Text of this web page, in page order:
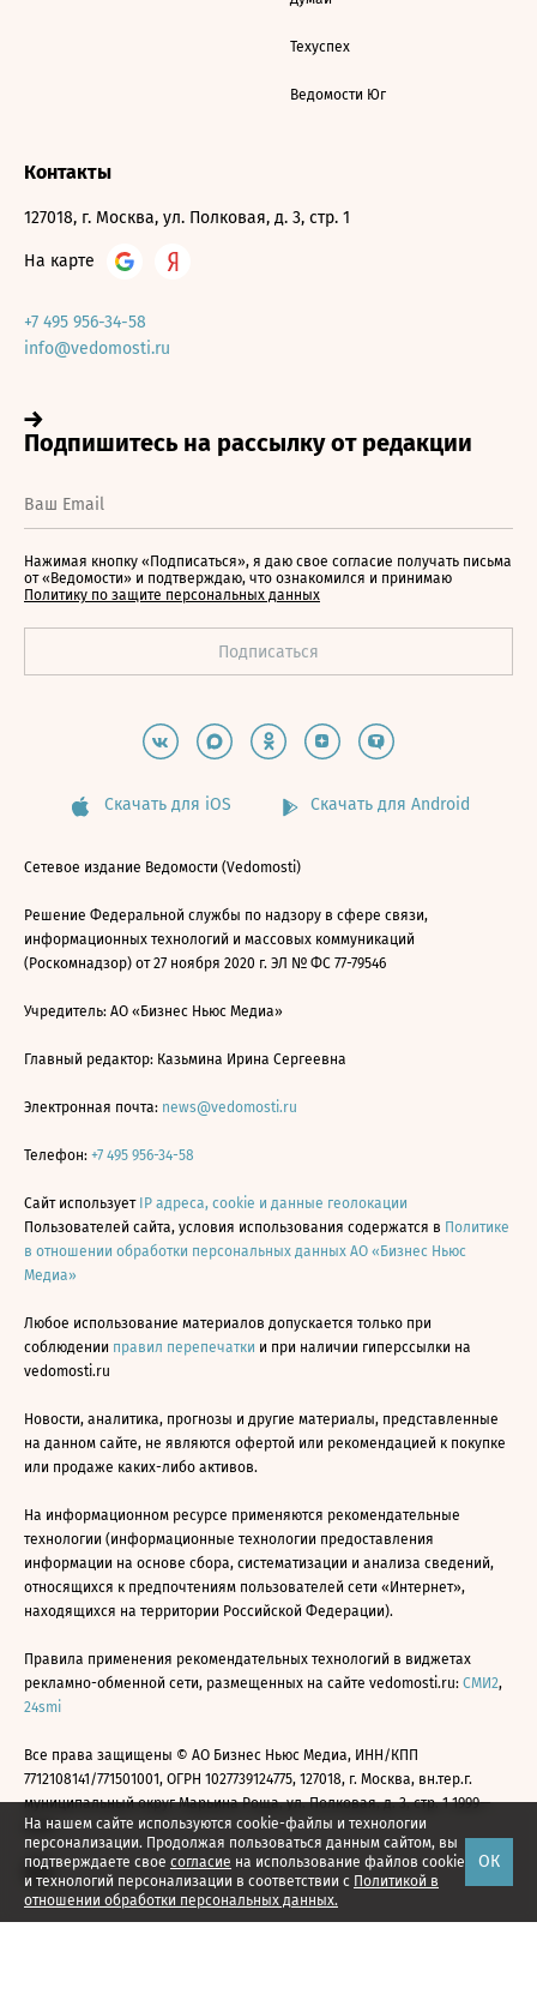
На нашем сайте используются cookie-файлы и технологии
персонализации. Продолжая пользоваться данным сайтом, вы
подтверждаете свое согласие на использование файлов cookie
и технологий персонализации в соответствии с Политикой в
отношении обработки персональных данных.
ОК
Техуспех
Ведомости Юг
Контакты
127018, г. Москва, ул. Полковая, д. 3, стр. 1
На карте
+7 495 956-34-58
info@vedomosti.ru
Нажимая кнопку «Подписаться», я даю свое согласие получать письма
от «Ведомости» и подтверждаю, что ознакомился и принимаю
Политику по защите персональных данных
Скачать для iOS Скачать для Android
Сетевое издание Ведомости (Vedomosti)
Решение Федеральной службы по надзору в сфере связи,
информационных технологий и массовых коммуникаций
(Роскомнадзор) от 27 ноября 2020 г. ЭЛ № ФС 77-79546
Учредитель: АО «Бизнес Ньюс Медиа»
Главный редактор: Казьмина Ирина Сергеевна
Электронная почта: news@vedomosti.ru
Телефон: +7 495 956-34-58
Сайт использует IP адреса, cookie и данные геолокации
Пользователей сайта, условия использования содержатся в Политике
в отношении обработки персональных данных АО «Бизнес Ньюс
Медиа»
Любое использование материалов допускается только при
соблюдении правил перепечатки и при наличии гиперссылки на
vedomosti.ru
Новости, аналитика, прогнозы и другие материалы, представленные
на данном сайте, не являются офертой или рекомендацией к покупке
или продаже каких-либо активов.
На информационном ресурсе применяются рекомендательные
технологии (информационные технологии предоставления
информации на основе сбора, систематизации и анализа сведений,
относящихся к предпочтениям пользователей сети «Интернет»,
находящихся на территории Российской Федерации).
Правила применения рекомендательных технологий в виджетах
рекламно-обменной сети, размещенных на сайте vedomosti.ru: СМИ2,
24smi
Все права защищены © АО Бизнес Ньюс Медиа, ИНН/КПП
7712108141/771501001, ОГРН 1027739124775, 127018, г. Москва, вн.тер.г.
муниципальный округ Марьина Роща, ул. Полковая, д. 3, стр. 1 1999—
2026